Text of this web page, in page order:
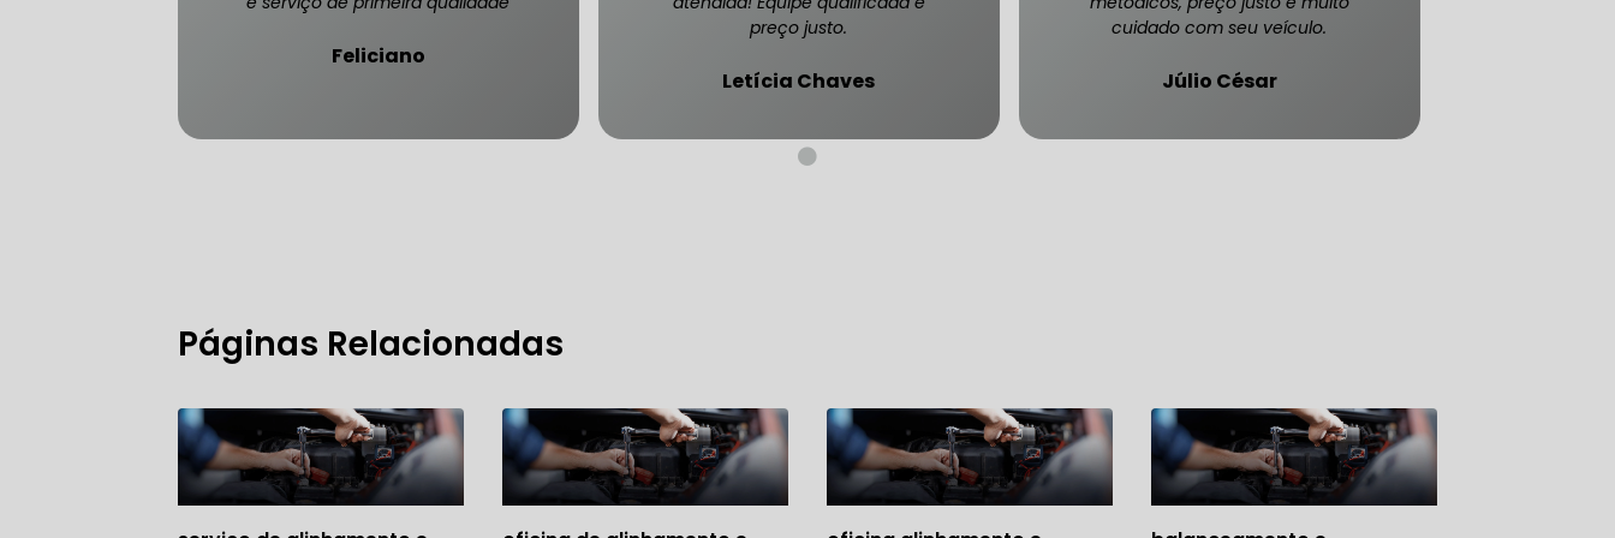
FREIO DO CARRO SÃO PAULO FREIO DO CARRO ZONA SUL
MECÂNICO PARA CARROS BLINDADOS DE LUXO
MECÂNICO PARA SUSPENSÃO DE CARRO BLINDADO
OFICINA MECÂNICA DE AUTOMÓVEIS BLINDADOS
MECÂNICO PARA REVISÃO PREVENTIVA DE BLINDADOS
Feliciano
preço justo.
Letícia Chaves
cuidado com seu veículo.
Júlio César
Páginas Relacionadas